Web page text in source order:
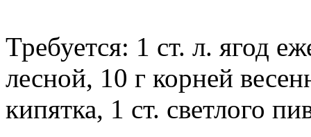
Требуется: 1 ст. л. ягод
лесной, 10 г корней
кипятка, 1 ст. светлого